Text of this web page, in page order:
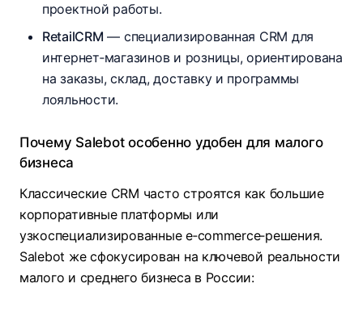
проектной работы.
RetailCRM — специализированная CRM для
интернет‑магазинов и розницы, ориентирована
на заказы, склад, доставку и программы
лояльности.
Почему Salebot особенно удобен для малого
бизнеса
Классические CRM часто строятся как большие
корпоративные платформы или
узкоспециализированные e‑commerce‑решения.
Salebot же сфокусирован на ключевой реальности
малого и среднего бизнеса в России: